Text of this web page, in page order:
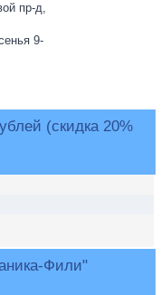
пр-д,
9-
(скидка 20%
Фили"